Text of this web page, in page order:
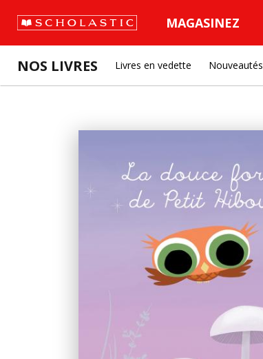
MAGASINEZ
NOS LIVRES Livres en vedette Nouveautés